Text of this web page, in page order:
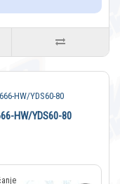
HW/YDS60-80